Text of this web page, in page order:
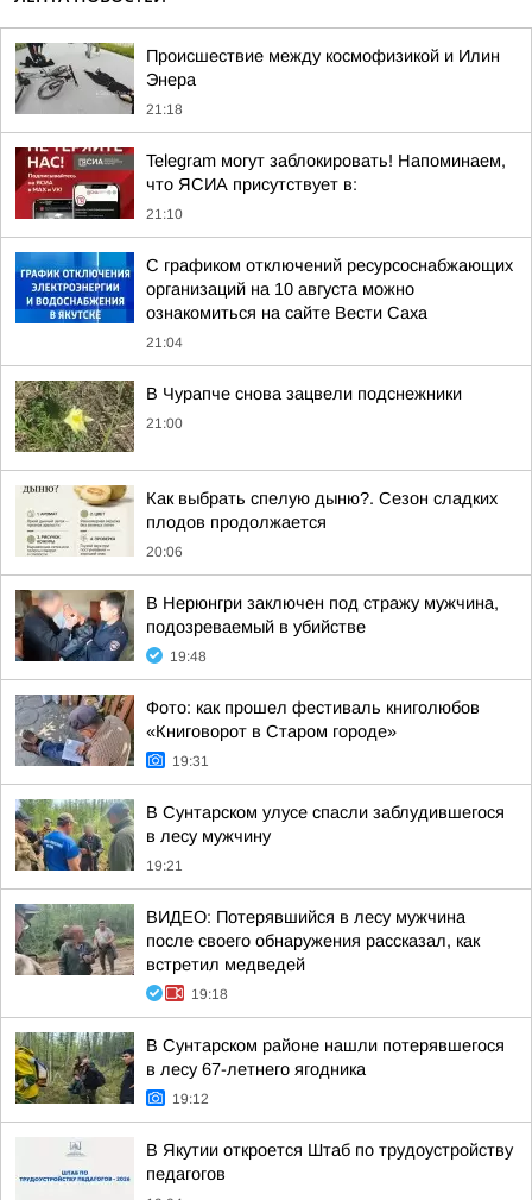
Происшествие между космофизикой и Илин
Энера
21:18
Telegram могут заблокировать! Напоминаем,
что ЯСИА присутствует в:
21:10
С графиком отключений ресурсоснабжающих
организаций на 10 августа можно
ознакомиться на сайте Вести Саха
21:04
В Чурапче снова зацвели подснежники
21:00
Как выбрать спелую дыню?. Сезон сладких
плодов продолжается
20:06
В Нерюнгри заключен под стражу мужчина,
подозреваемый в убийстве
19:48
Фото: как прошел фестиваль книголюбов
«Книговорот в Старом городе»
19:31
В Сунтарском улусе спасли заблудившегося
в лесу мужчину
19:21
ВИДЕО: Потерявшийся в лесу мужчина
после своего обнаружения рассказал, как
встретил медведей
19:18
В Сунтарском районе нашли потерявшегося
в лесу 67-летнего ягодника
19:12
В Якутии откроется Штаб по трудоустройству
педагогов